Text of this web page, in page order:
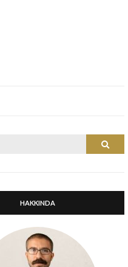
Search
HAKKINDA